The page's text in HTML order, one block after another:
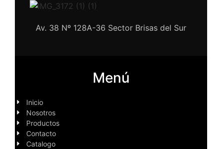
Av. 38 Nº 128A-36 Sector Brisas del Sur
Menú
Inicio
Nosotros
Productos
Contacto
Catalogo